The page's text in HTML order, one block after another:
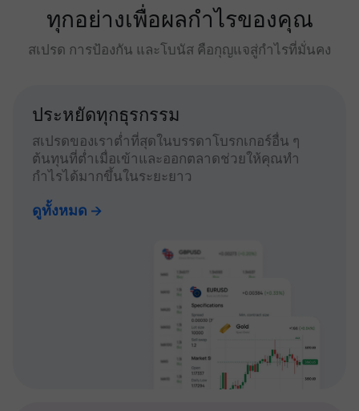
ทุกอย่างเพื่อผลกำไรของคุณ
สเปรด การป้องกัน และโบนัส คือกุญแจสู่กำไรที่มั่นคง
ประหยัดทุกธุรกรรม
สเปรดของเราต่ำที่สุดในบรรดาโบรกเกอร์อื่น ๆ
ต้นทุนที่ต่ำเมื่อเข้าและออกตลาดช่วยให้คุณทำ
กำไรได้มากขึ้นในระยะยาว
ดูทั้งหมด